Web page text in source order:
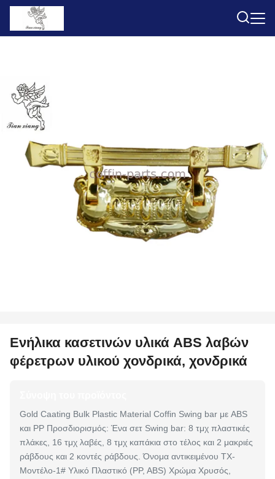
Ενήλικα κασετινών υλικά ABS λαβών
φέρετρων υλικού χονδρικά, χονδρικά
Gold Caating Bulk Plastic Material Coffin Swing bar με ABS
και PP Προσδιορισμός: Ένα σετ Swing bar: 8 τμχ πλαστικές
πλάκες, 16 τμχ λαβές, 8 τμχ καπάκια στο τέλος και 2 μακριές
ράβδους και 2 κοντές ράβδους. Όνομα αντικειμένου TX-
Μοντέλο-1# Υλικό Πλαστικό (PP, ABS) Χρώμα Χρυσός,